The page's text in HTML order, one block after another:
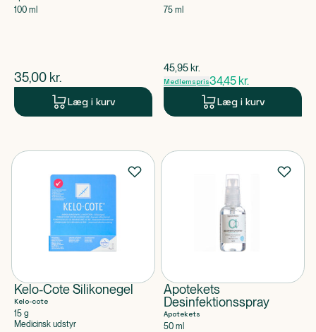
100 ml
$nuværende pris
35,00 kr.
Læg i kurv
75 ml
$gammel pris
45,95 kr.
Medlemspris34,45 kr.
Læg i kurv
Kelo-Cote Silikonegel
Kelo-cote
15 g
Medicinsk udstyr
Apotekets
Desinfektionsspray
Apotekets
50 ml